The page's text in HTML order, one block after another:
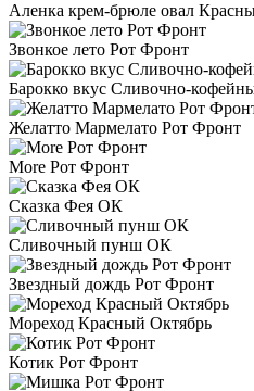
Аленка крем-брюле овал
Звонкое лето Рот Фронт
Барокко вкус Сливочно-
Желатто Мармелато Рот Фронт
More Рот Фронт
Сказка Фея ОК
Сливочный пунш ОК
Звездный дождь Рот Фронт
Мореход Красный Октябрь
Котик Рот Фронт